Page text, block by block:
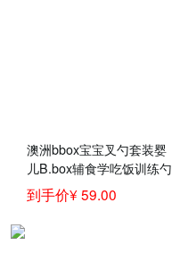
澳洲bbox宝宝叉勺套装婴
儿B.box辅食学吃饭训练勺
子弯头儿童餐具 黄灰色
到手价¥ 59.00